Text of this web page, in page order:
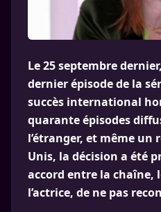
Le 25 septembre
dernier épisode de la
succès international
quarante épisodes
l’étranger, et même un
Unis, la décision a été
accord entre la chaîne,
l’actrice, de ne pas